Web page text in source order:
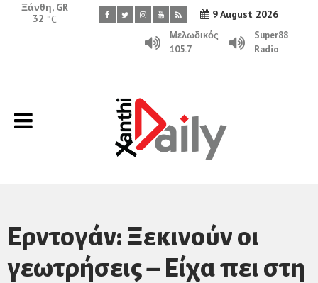
9 August 2026
Ξάνθη, GR
32 °C
Μελωδικός
105.7
Super88
Radio
Ερντογάν: Ξεκινούν οι
γεωτρήσεις – Είχα πει στη